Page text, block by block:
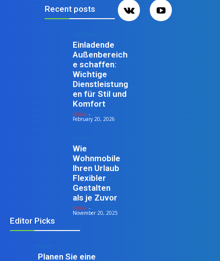
Recent posts
Einladende
Außenbereich
e schaffen:
Wichtige
Dienstleistung
en für Stil und
Komfort
Ishika -
February 20, 2026
Wie
Wohnmobile
Ihren Urlaub
Flexibler
Gestalten
als je Zuvor
Ishika -
November 20, 2025
Editor Picks
Planen Sie eine